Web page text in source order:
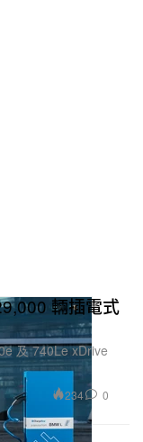
？
非常好，所以
亮，開出去時
力大繁忙的時
及 740Le xDrive
234